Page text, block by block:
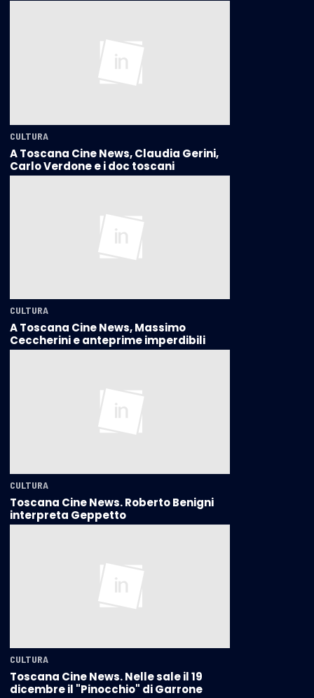
CULTURA
A Toscana Cine News, Claudia Gerini,
Carlo Verdone e i doc toscani
CULTURA
A Toscana Cine News, Massimo
Ceccherini e anteprime imperdibili
CULTURA
Toscana Cine News. Roberto Benigni
interpreta Geppetto
CULTURA
Toscana Cine News. Nelle sale il 19
dicembre il "Pinocchio" di Garrone